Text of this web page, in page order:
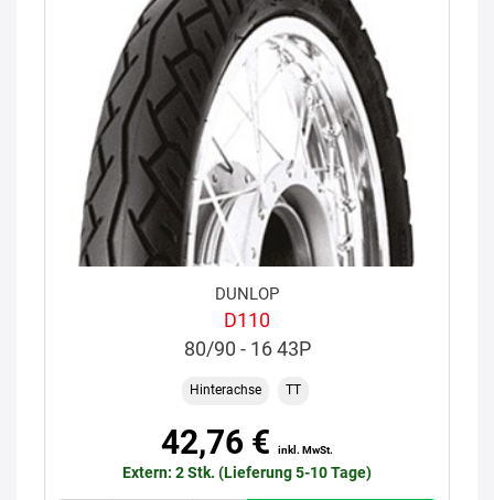
DUNLOP
D110
80/90 - 16 43P
Hinterachse TT
42,76 € inkl. MwSt.
Extern: 2 Stk. (Lieferung 5-10 Tage)